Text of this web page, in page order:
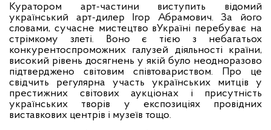
Куратором арт-частини виступить відомий
український арт-дилер Ігор Абрамович. За його
словами, сучасне мистецтво вУкраїні перебуває на
стрімкому злеті. Воно є тією з небагатьох
конкурентоспроможних галузей діяльності країни,
високий рівень досягнень у якій було неодноразово
підтверджено світовим співтовариством. Про це
свідчить регулярна участь українських митців у
престижних світових аукціонах і присутність
українських творів у експозиціях провідних
виставкових центрів і музеїв тощо.